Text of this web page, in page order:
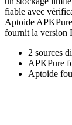
fiable avec
Aptoide
fournit la version
2 sources
APKPure
Aptoide